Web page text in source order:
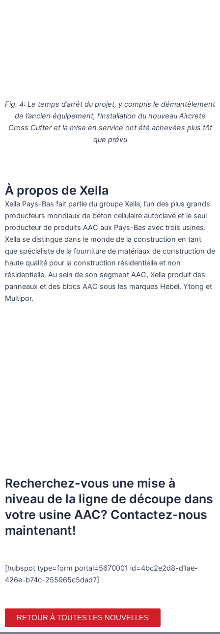
Fig. 4: Le temps d’arrêt du projet, y compris le démantèlement
de l’ancien équipement, l’installation du nouveau Aircrete
Cross Cutter et la mise en service ont été achevées plus tôt
que prévu
À propos de Xella
Xella Pays-Bas fait partie du groupe Xella, l’un des plus grands
producteurs mondiaux de béton cellulaire autoclavé et le seul
producteur de produits AAC aux Pays-Bas avec trois usines.
Xella se distingue dans le monde de la construction en tant
que spécialiste de la fourniture de matériaux de construction de
haute qualité pour la construction résidentielle et non
résidentielle. Au sein de son segment AAC, Xella produit des
panneaux et des blocs AAC sous les marques Hebel, Ytong et
Multipor.
Recherchez-vous une mise à
niveau de la ligne de découpe dans
votre usine AAC? Contactez-nous
maintenant!
[hubspot type=form portal=5670001 id=4bc2e2d8-d1ae-
426e-b74c-255965c5dad7]
RETOUR À TOUTES LES NOUVELLES